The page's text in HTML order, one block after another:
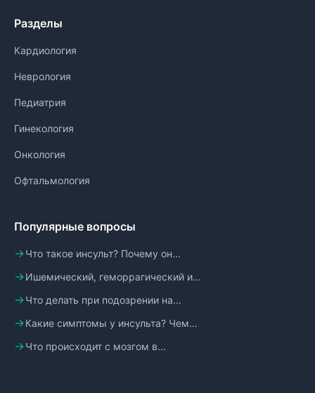
Разделы
Кардиология
Неврология
Педиатрия
Гинекология
Онкология
Офтальмология
Популярные вопросы
Что такое инсульт? Почему он...
Ишемический, геморрагический и...
Что делать при подозрении на...
Какие симптомы у инсульта? Чем...
Что происходит с мозгом в...